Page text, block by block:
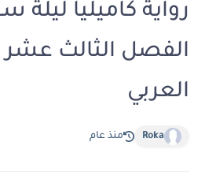
رواية كاميليا ليلة
العربي
Roka منذ عام